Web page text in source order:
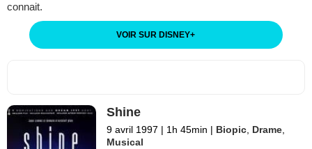
connait.
VOIR SUR DISNEY+
Shine
9 avril 1997 | 1h 45min | Biopic, Drame,
Musical